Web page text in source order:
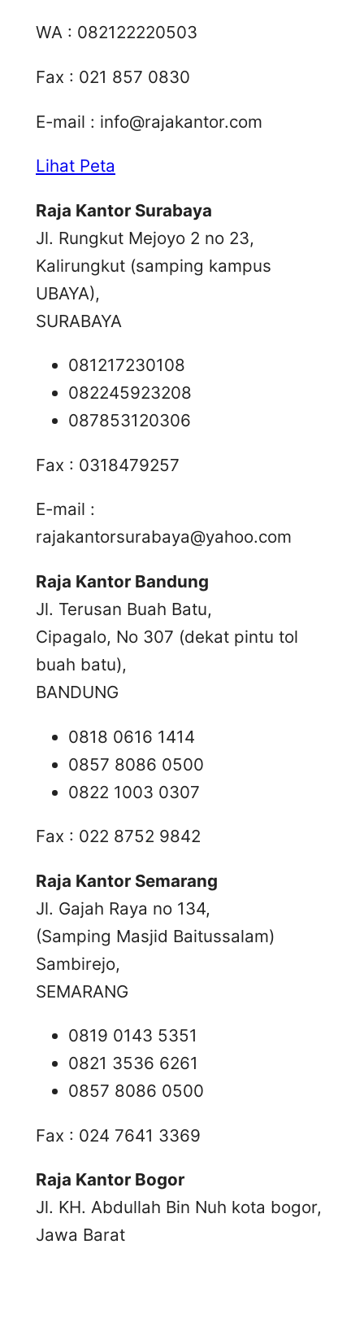
WA : 082122220503
Fax : 021 857 0830
E-mail : info@rajakantor.com
Lihat Peta
Raja Kantor Surabaya
Jl. Rungkut Mejoyo 2 no 23,
Kalirungkut (samping kampus
UBAYA),
SURABAYA
081217230108
082245923208
087853120306
Fax : 0318479257
E-mail :
rajakantorsurabaya@yahoo.com
Raja Kantor Bandung
Jl. Terusan Buah Batu,
Cipagalo, No 307 (dekat pintu tol
buah batu),
BANDUNG
0818 0616 1414
0857 8086 0500
0822 1003 0307
Fax : 022 8752 9842
Raja Kantor Semarang
Jl. Gajah Raya no 134,
(Samping Masjid Baitussalam)
Sambirejo,
SEMARANG
0819 0143 5351
0821 3536 6261
0857 8086 0500
Fax : 024 7641 3369
Raja Kantor Bogor
Jl. KH. Abdullah Bin Nuh kota bogor,
Jawa Barat